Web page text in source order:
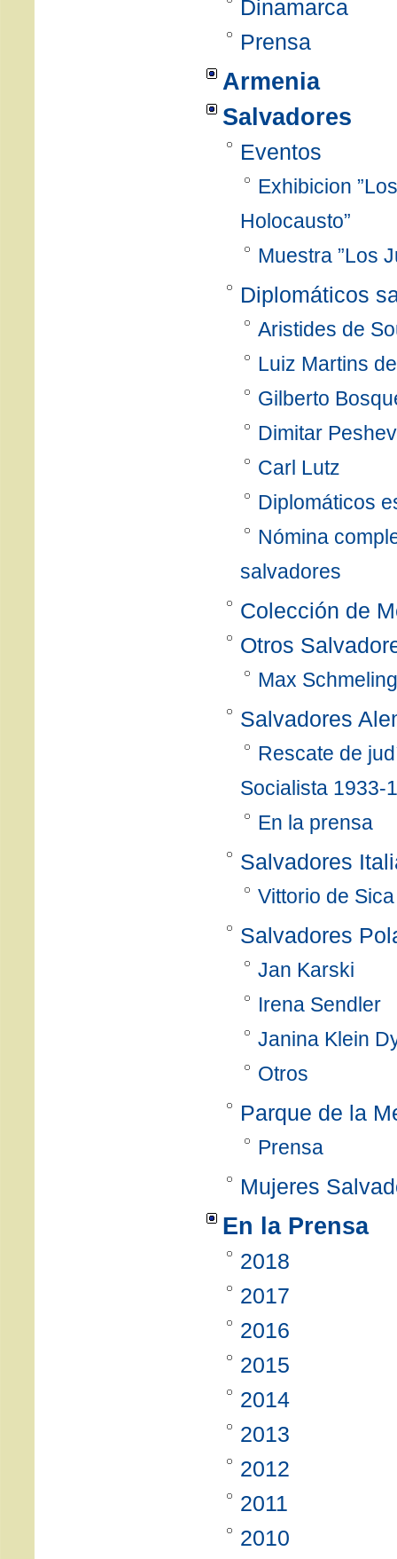
Dinamarca
Prensa
Armenia
Salvadores
Eventos
Exhibicion
Holocausto”
Muestra ”Los
Diplomáticos
Aristides de
Luiz Martins
Gilberto
Dimitar Peshev
Carl Lutz
Diplomáticos
Nómina
salvadores
Colección de
Otros
Max Schmeling
Salvadores
Rescate de
Socialista 1933-
En la prensa
Salvadores
Vittorio de Sica
Salvadores
Jan Karski
Irena Sendler
Janina Klein
Otros
Parque de la
Prensa
Mujeres
En la Prensa
2018
2017
2016
2015
2014
2013
2012
2011
2010